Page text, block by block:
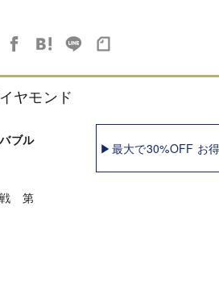
ヤモンド
ブル
戦 第
▶最大で30%OFF お